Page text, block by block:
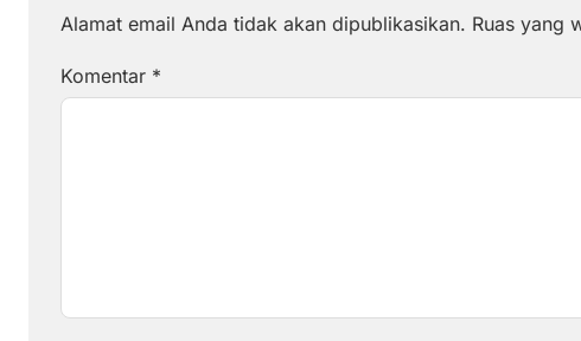
Alamat email Anda tidak akan dipublikasikan. Ruas yang
Komentar *